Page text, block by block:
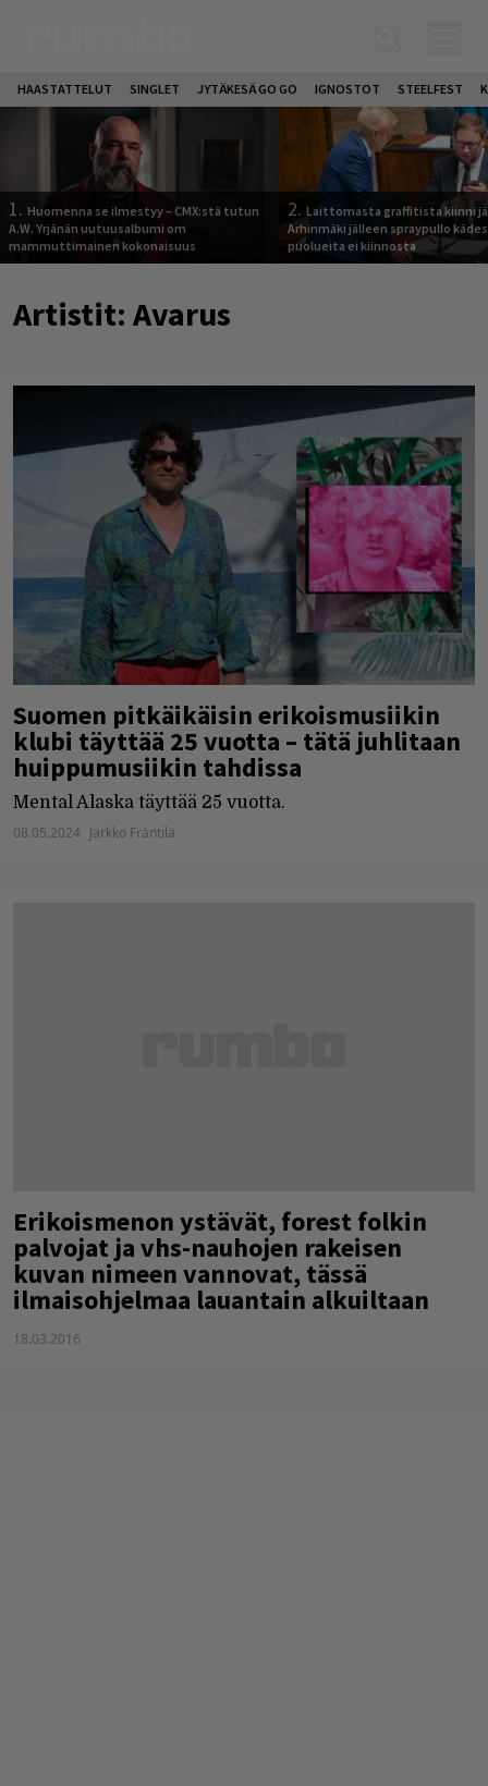
HAASTATTELUT SINGLET JYTÄKESÄ GO GO IGNOSTOT STEELFEST
1. Huomenna se ilmestyy – CMX:stä tutun
A.W. Yrjänän uutuusalbumi om
mammuttimainen kokonaisuus
2. Laittomasta graffitista kiinni
Arhinmäki jälleen spraypullo
puolueita ei kiinnosta
Artistit: Avarus
Suomen pitkäikäisin erikoismusiikin
klubi täyttää 25 vuotta – tätä juhlitaan
huippumusiikin tahdissa
Mental Alaska täyttää 25 vuotta.
08.05.2024 Jarkko Fräntilä
Erikoismenon ystävät, forest folkin
palvojat ja vhs-nauhojen rakeisen
kuvan nimeen vannovat, tässä
ilmaisohjelmaa lauantain alkuiltaan
18.03.2016